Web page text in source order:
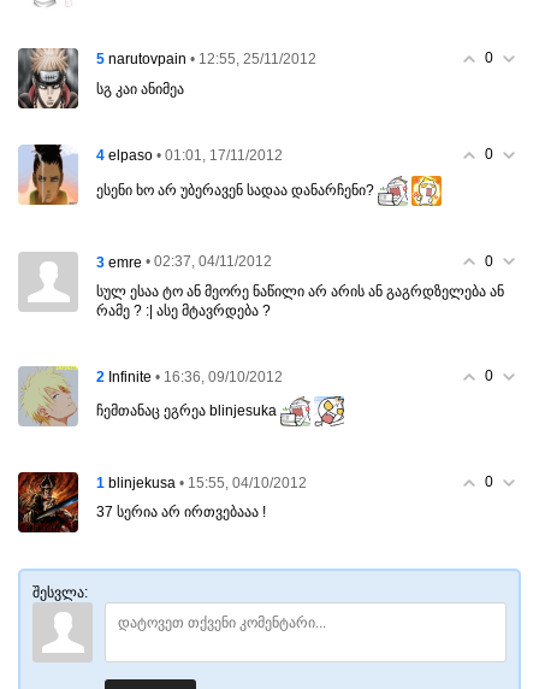
0
5 narutovpain • 12:55, 25/11/2012
სგ კაი ანიმეა
0
4 elpaso • 01:01, 17/11/2012
ესენი ხო არ უბერავენ სადაა დანარჩენი?
0
3 emre • 02:37, 04/11/2012
სულ ესაა ტო ან მეორე ნაწილი არ არის ან გაგრდზელება ან
რამე ? :| ასე მტავრდება ?
0
2 Infinite • 16:36, 09/10/2012
ჩემთანაც ეგრეა blinjesuka
0
1 blinjekusa • 15:55, 04/10/2012
37 სერია არ ირთვებააა !
შესვლა: